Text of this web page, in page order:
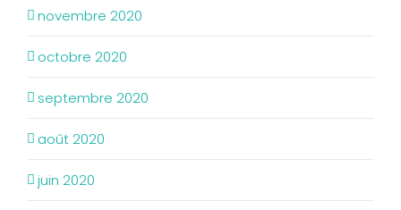
novembre 2020
octobre 2020
septembre 2020
août 2020
juin 2020